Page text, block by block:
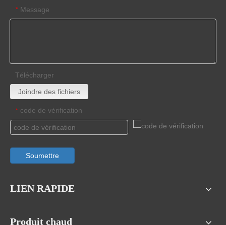
* Message
Télécharger
Joindre des fichiers
* code de vérification
Soumettre
LIEN RAPIDE
Produit chaud